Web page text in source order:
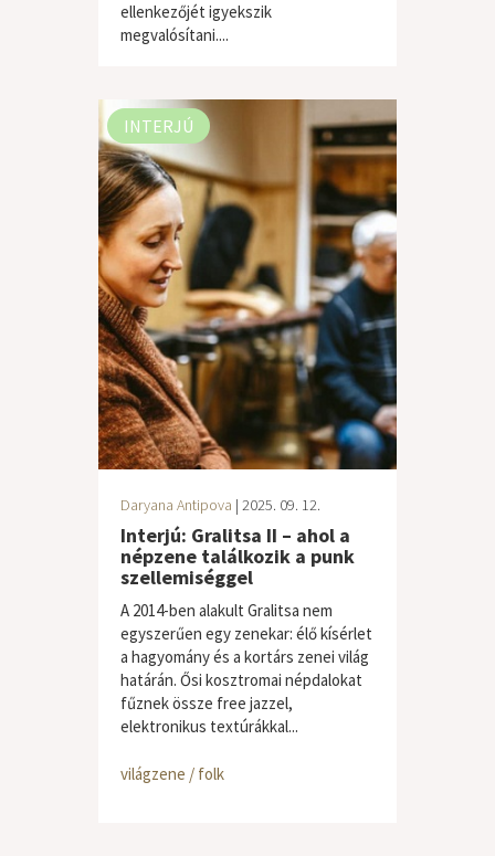
ellenkezőjét igyekszik
megvalósítani....
világzene / folk
INTERJÚ
Daryana Antipova | 2025. 09. 12.
Interjú: Gralitsa II – ahol a
népzene találkozik a punk
szellemiséggel
A 2014-ben alakult Gralitsa nem
egyszerűen egy zenekar: élő kísérlet
a hagyomány és a kortárs zenei világ
határán. Ősi kosztromai népdalokat
fűznek össze free jazzel,
elektronikus textúrákkal...
világzene / folk